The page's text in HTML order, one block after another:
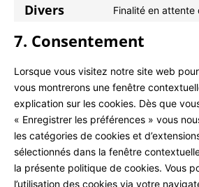
Divers Finalité en attente
7. Consentement
Lorsque vous visitez notre site web
vous montrerons une fenêtre
explication sur les cookies. Dès que
« Enregistrer les préférences » vous
les catégories de cookies et
sélectionnés dans la fenêtre
la présente politique de cookies. Vous
l’utilisation des cookies via votre